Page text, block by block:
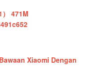
471M
Xiaomi Dengan